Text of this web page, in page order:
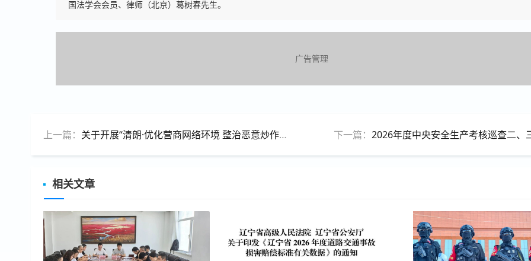
国法学会会员、律师（北京）葛树春先生。
广告管理
上一篇： 关于开展“清朗·优化营商网络环境 整治恶意炒作涉企信息”专项行动的通知 下一篇： 2026年度中央安全生产考核巡查二、三季度明查暗访受理群众反映和职工报告问
相关文章